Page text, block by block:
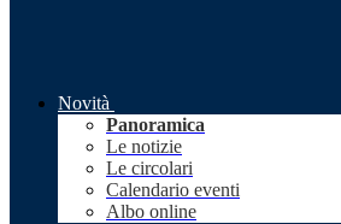
Novità
Panoramica
Le notizie
Le circolari
Calendario eventi
Albo online